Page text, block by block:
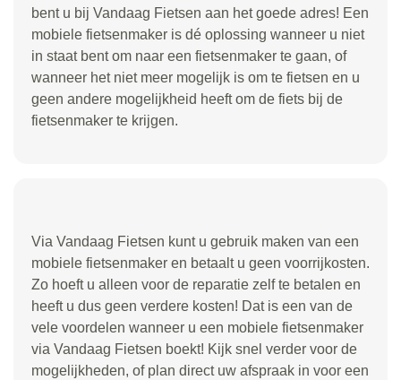
bent u bij Vandaag Fietsen aan het goede adres! Een
mobiele fietsenmaker is dé oplossing wanneer u niet
in staat bent om naar een fietsenmaker te gaan, of
wanneer het niet meer mogelijk is om te fietsen en u
geen andere mogelijkheid heeft om de fiets bij de
fietsenmaker te krijgen.
Via Vandaag Fietsen kunt u gebruik maken van een
mobiele fietsenmaker en betaalt u geen voorrijkosten.
Zo hoeft u alleen voor de reparatie zelf te betalen en
heeft u dus geen verdere kosten! Dat is een van de
vele voordelen wanneer u een mobiele fietsenmaker
via Vandaag Fietsen boekt! Kijk snel verder voor de
mogelijkheden, of plan direct uw afspraak in voor een